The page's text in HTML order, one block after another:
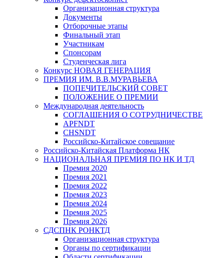
Организационная структура
Документы
Отборочные этапы
Финальный этап
Участникам
Спонсорам
Студенческая лига
Конкурс НОВАЯ ГЕНЕРАЦИЯ
ПРЕМИЯ ИМ. В.В.МУРАВЬЕВА
ПОПЕЧИТЕЛЬСКИЙ СОВЕТ
ПОЛОЖЕНИЕ О ПРЕМИИ
Международная деятельность
СОГЛАШЕНИЯ О СОТРУДНИЧЕСТВЕ
APFNDT
CHSNDT
Российско-Китайское совещание
Российско-Китайская Платформа НК
НАЦИОНАЛЬНАЯ ПРЕМИЯ ПО НК И ТД
Премия 2020
Премия 2021
Премия 2022
Премия 2023
Премия 2024
Премия 2025
Премия 2026
СДСПНК РОНКТД
Организационная структура
Органы по сертификации